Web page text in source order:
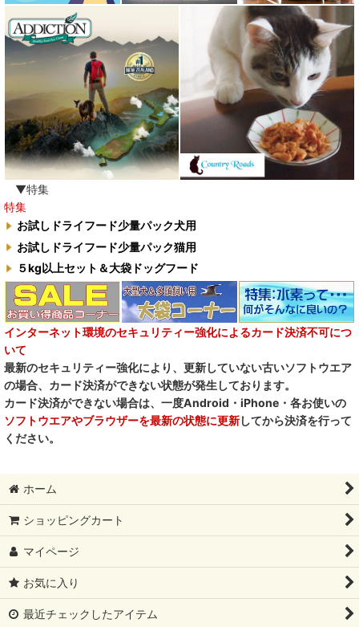
▼特集
特集
お試しドライフード少量パック犬用
お試しドライフード少量パック猫用
５kg以上セット＆大袋ドッグフード
インターネット環境のセキュリティー強化によるカード決済不可につ
いて
最新のセキュリティー強化により、更新していない古いソフトウエア
の場合、カード決済ができない状態が発生しております。
カード決済ができない場合は、一度Android・iPhone・各お使いの
ソフトウエアやブラウザーを最新の状態に更新してから決済を行って
ください。
ホーム
ショッピングカート
マイページ
お気に入り
最近チェックしたアイテム